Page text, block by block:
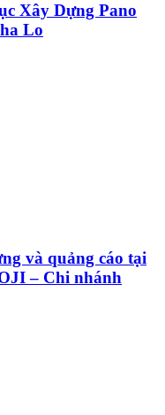
Xây Dựng Pano
Lo
và quảng cáo tại
– Chi nhánh